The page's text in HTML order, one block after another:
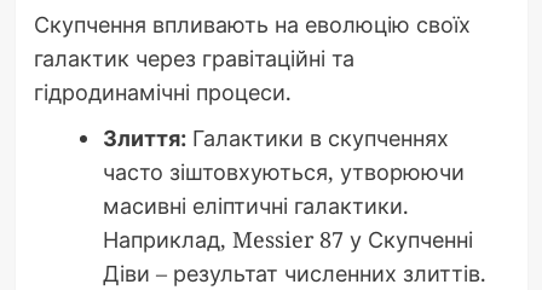
Скупчення впливають на еволюцію своїх
галактик через гравітаційні та
гідродинамічні процеси.
Злиття:Галактики в скупченнях
часто зіштовхуються, утворюючи
масивні еліптичні галактики.
Наприклад, Messier 87 у Скупченні
Діви – результат численних злиттів.